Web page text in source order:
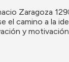
Zaragoza
el camino a la
y